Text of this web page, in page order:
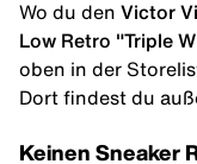
Wo du den Victor
Low Retro "Triple
oben in der
Dort findest du
Keinen Sneaker